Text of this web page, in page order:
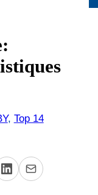
, Top 14